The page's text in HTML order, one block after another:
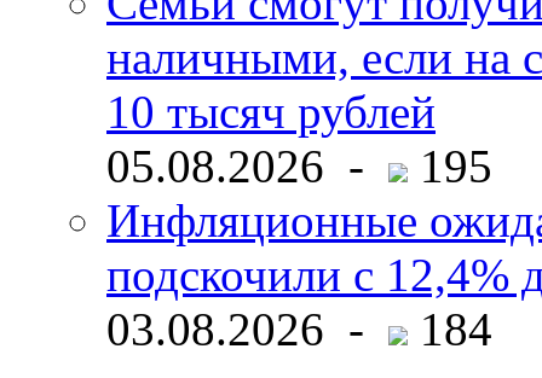
наличными, если на
10 тысяч рублей
05.08.2026 -
195
Инфляционные
подскочили с 12,4%
03.08.2026 -
184